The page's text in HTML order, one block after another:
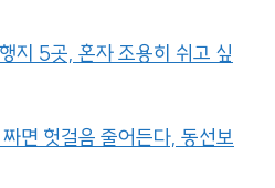
지 5곳, 혼자 조용히 쉬고 싶
면 헛걸음 줄어든다, 동선보